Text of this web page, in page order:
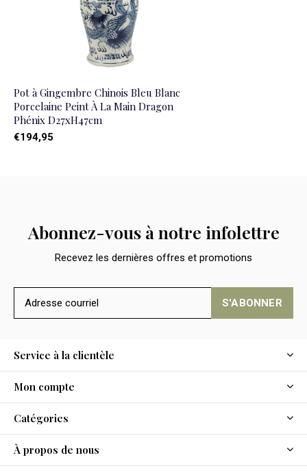
Pot à Gingembre Chinois Bleu Blanc
Porcelaine Peint À La Main Dragon
Phénix D27xH47cm
€194,95
Abonnez-vous à notre infolettre
Recevez les dernières offres et promotions
S'ABONNER
Service à la clientèle
Mon compte
Catégories
À propos de nous